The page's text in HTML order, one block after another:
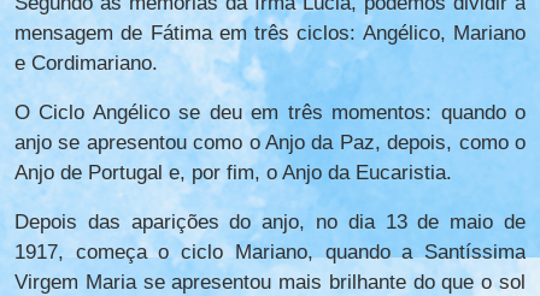
mensagem de Fátima em três ciclos: Angélico, Mariano
e Cordimariano.
O Ciclo Angélico se deu em três momentos: quando o
anjo se apresentou como o Anjo da Paz, depois, como o
Anjo de Portugal e, por fim, o Anjo da Eucaristia.
Depois das aparições do anjo, no dia 13 de maio de
1917, começa o ciclo Mariano, quando a Santíssima
Virgem Maria se apresentou mais brilhante do que o sol